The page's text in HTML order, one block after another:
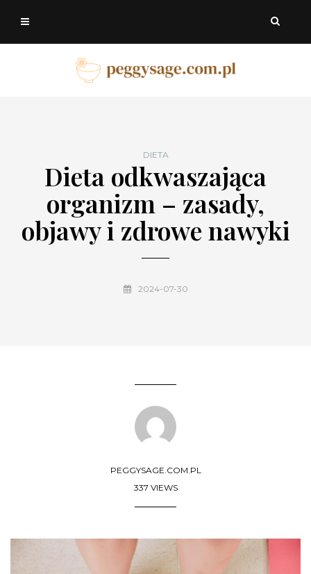
DIETA
Dieta odkwaszająca
organizm – zasady,
objawy i zdrowe nawyki
2024-07-30
PEGGYSAGE.COM.PL
337 VIEWS